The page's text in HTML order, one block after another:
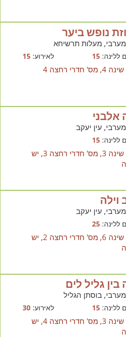
נופש ביער
מערבי, מעלות תרשיחא
ללינה:15 לאירוע:15
חדרי רחצה 4
אלבני
עין יעקב
ללינה:15
חדרי שינה 3, מס' חדרי רחצה 3, יש
וילה
עין יעקב
ללינה:25
חדרי שינה 6, מס' חדרי רחצה 2, יש
בין גליל לים
בוסתן הגליל
ללינה:15 לאירוע:30
חדרי שינה 3, מס' חדרי רחצה 4, יש